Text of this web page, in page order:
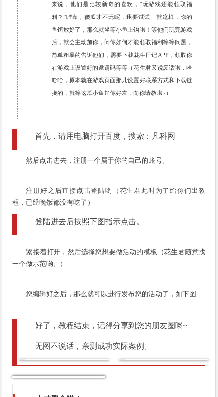
来说，他们是比较新奇的喜欢，“玩游戏还能领取福
利？”哇靠，傻瓜才不玩呢，我要试试....就这样，你的
鱼饵放好了，那么就坐等小鱼上钩啦！等他们玩完游戏
后，就会主动加你，问你如何才能领取福利等等问题，
简单粗暴的告诉他们，需要下载花生日记APP，领取你
在游戏上设置好的邀请码等等（花生君又说废话啦，哈
哈哈，原本就在游戏页面那儿设置好联系方式和下载链
接的，就等这群小鱼加你好友，向你请教啦~）
首先，请用电脑打开百度，搜索：凡科网
然后点击进去，注册一个属于你的自己的账号。
注册好之后直接点击登陆哟（花生君此时为了给你们出教
程，已经晚饭都没有吃了）
登陆进去后按照下图指示点击。
紧接着打开，然后选择您想要做活动的模板（花生君随意找
一个做示范哟。）
您编辑好之后，那么就可以进行发布您的活动了，如下图
好了，教程结束，记得分享到您的朋友圈哟~
无图不说话，亲测成功实际案例。
微信搜索：花生日记社区
引流效果图
微信搜索：花生日记社